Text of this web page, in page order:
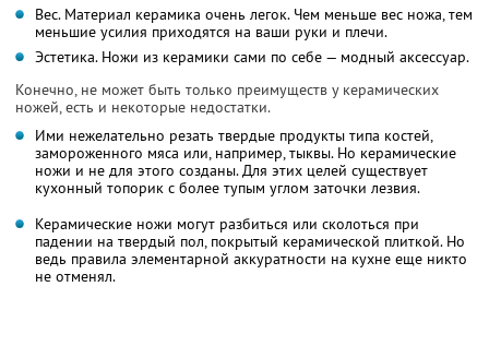
Вес. Материал керамика очень легок. Чем меньше вес ножа, тем
меньшие усилия приходятся на ваши руки и плечи.
Эстетика. Ножи из керамики сами по себе — модный аксессуар.
Конечно, не может быть только преимуществ у керамических
ножей, есть и некоторые недостатки.
Ими нежелательно резать твердые продукты типа костей,
замороженного мяса или, например, тыквы. Но керамические
ножи и не для этого созданы. Для этих целей существует
кухонный топорик с более тупым углом заточки лезвия.
Керамические ножи могут разбиться или сколоться при
падении на твердый пол, покрытый керамической плиткой. Но
ведь правила элементарной аккуратности на кухне еще никто
не отменял.